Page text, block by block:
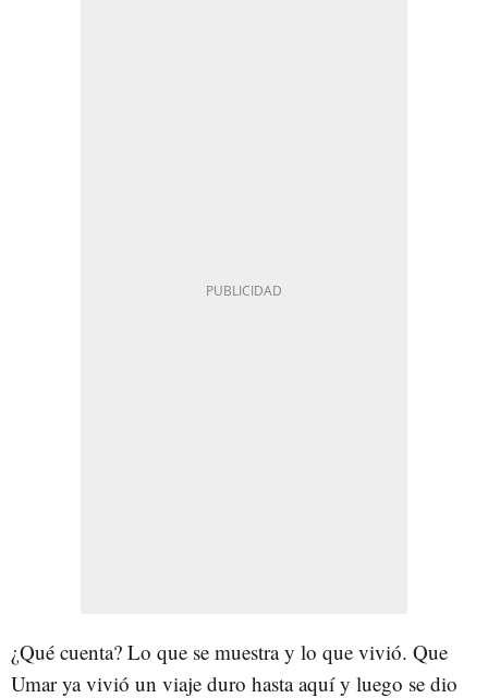
¿Qué cuenta? Lo que se muestra y lo que vivió. Que
Umar ya vivió un viaje duro hasta aquí y luego se dio